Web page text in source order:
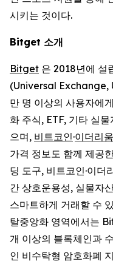
시키는 것이다.
Bitget 소개
Bitget 은 2018년에 설
(Universal Exchange,
만 명 이상의 사용자에
화 주식, ETF, 기타 실
으며, 비트코인·이더리움
가격 정보도 함께 제공
딩 도구, 비트코인·이더
간 상호운용성, 실물자
스마트하게 거래할 수
탈중앙화 영역에서는
개 이상의 블록체인과
인 비수탁형 암호화폐